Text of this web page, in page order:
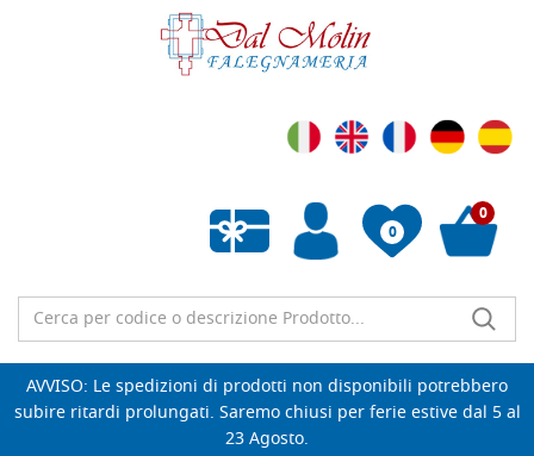
0
Wishlist vuota
0
AVVISO: Le spedizioni di prodotti non disponibili potrebbero
subire ritardi prolungati. Saremo chiusi per ferie estive dal 5 al
23 Agosto.